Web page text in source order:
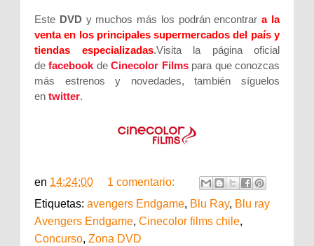
Este DVD y muchos más los podrán encontrara la
venta en los principales supermercados del país y
tiendas especializadas.Visita la página oficial
defacebook deCinecolor Filmspara que conozcas
más estrenos y novedades, también síguelos
en twitter.
en 14:24:00
1 comentario:
Etiquetas: avengers Endgame, Blu Ray, Blu ray
Avengers Endgame, Cinecolor films chile,
Concurso, Zona DVD